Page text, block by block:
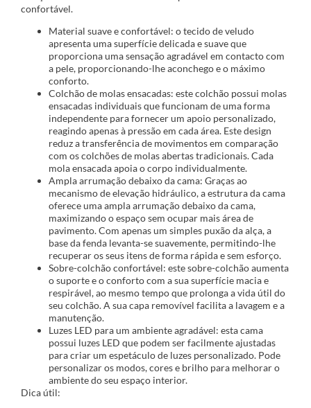
confortável.
Material suave e confortável: o tecido de veludo
apresenta uma superfície delicada e suave que
proporciona uma sensação agradável em contacto com
a pele, proporcionando-lhe aconchego e o máximo
conforto.
Colchão de molas ensacadas: este colchão possui molas
ensacadas individuais que funcionam de uma forma
independente para fornecer um apoio personalizado,
reagindo apenas à pressão em cada área. Este design
reduz a transferência de movimentos em comparação
com os colchões de molas abertas tradicionais. Cada
mola ensacada apoia o corpo individualmente.
Ampla arrumação debaixo da cama: Graças ao
mecanismo de elevação hidráulico, a estrutura da cama
oferece uma ampla arrumação debaixo da cama,
maximizando o espaço sem ocupar mais área de
pavimento. Com apenas um simples puxão da alça, a
base da fenda levanta-se suavemente, permitindo-lhe
recuperar os seus itens de forma rápida e sem esforço.
Sobre-colchão confortável: este sobre-colchão aumenta
o suporte e o conforto com a sua superfície macia e
respirável, ao mesmo tempo que prolonga a vida útil do
seu colchão. A sua capa removível facilita a lavagem e a
manutenção.
Luzes LED para um ambiente agradável: esta cama
possui luzes LED que podem ser facilmente ajustadas
para criar um espetáculo de luzes personalizado. Pode
personalizar os modos, cores e brilho para melhorar o
ambiente do seu espaço interior.
Dica útil: